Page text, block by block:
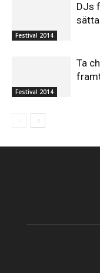
Festival 2014
DJs
Festival 2014
Ta